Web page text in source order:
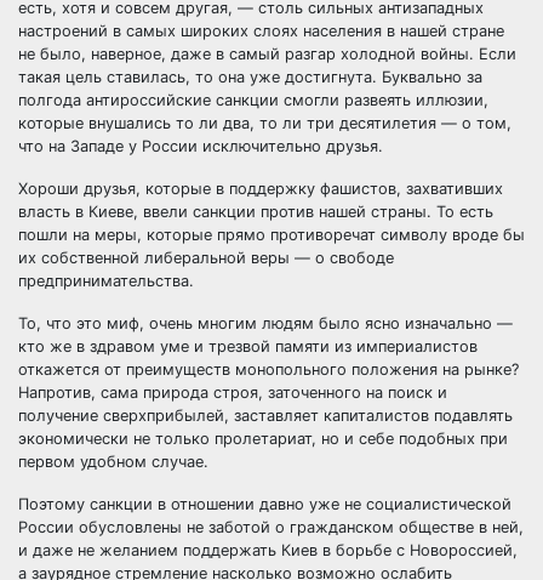
есть, хотя и совсем другая, — столь сильных антизападных
настроений в самых широких слоях населения в нашей стране
не было, наверное, даже в самый разгар холодной войны. Если
такая цель ставилась, то она уже достигнута. Буквально за
полгода антироссийские санкции смогли развеять иллюзии,
которые внушались то ли два, то ли три десятилетия — о том,
что на Западе у России исключительно друзья.
Хороши друзья, которые в поддержку фашистов, захвативших
власть в Киеве, ввели санкции против нашей страны. То есть
пошли на меры, которые прямо противоречат символу вроде бы
их собственной либеральной веры — о свободе
предпринимательства.
То, что это миф, очень многим людям было ясно изначально —
кто же в здравом уме и трезвой памяти из империалистов
откажется от преимуществ монопольного положения на рынке?
Напротив, сама природа строя, заточенного на поиск и
получение сверхприбылей, заставляет капиталистов подавлять
экономически не только пролетариат, но и себе подобных при
первом удобном случае.
Поэтому санкции в отношении давно уже не социалистической
России обусловлены не заботой о гражданском обществе в ней,
и даже не желанием поддержать Киев в борьбе с Новороссией,
а заурядное стремление насколько возможно ослабить